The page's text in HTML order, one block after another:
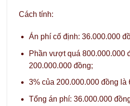
Cách tính:
Án phí cố định: 36.000.000
Phần vượt quá 800.000.000
200.000.000 đồng;
3% của 200.000.000 đồng là
Tổng án phí: 36.000.000